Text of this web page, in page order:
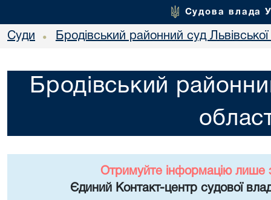
Судова влада
Суди • Бродівський районний суд Львівської
Бродівський
Отримуйте інформацію лише
Єдиний Контакт-центр судової